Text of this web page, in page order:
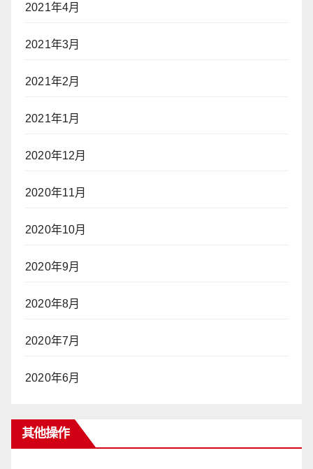
2021年4月
2021年3月
2021年2月
2021年1月
2020年12月
2020年11月
2020年10月
2020年9月
2020年8月
2020年7月
2020年6月
其他操作